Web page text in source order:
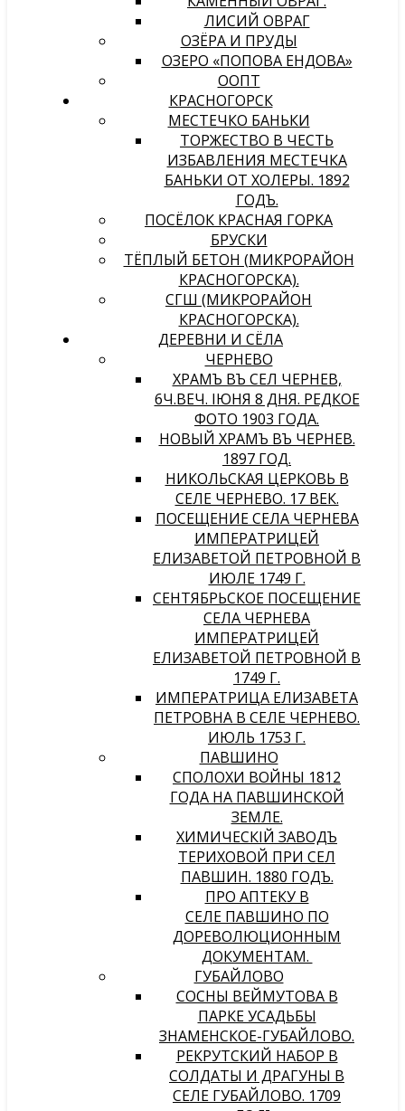
ЛИСИЙ ОВРАГ
ОЗЁРА И ПРУДЫ
ОЗЕРО «ПОПОВА ЕНДОВА»
ООПТ
КРАСНОГОРСК
МЕСТЕЧКО БАНЬКИ
ТОРЖЕСТВО В ЧЕСТЬ
ИЗБАВЛЕНИЯ МЕСТЕЧКА
БАНЬКИ ОТ ХОЛЕРЫ. 1892
ГОДЪ.
ПОСЁЛОК КРАСНАЯ ГОРКА
БРУСКИ
ТЁПЛЫЙ БЕТОН (МИКРОРАЙОН
КРАСНОГОРСКА).
СГШ (МИКРОРАЙОН
КРАСНОГОРСКА).
ДЕРЕВНИ И СЁЛА
ЧЕРНЕВО
ХРАМЪ ВЪ СЕЛѢ ЧЕРНЕВѢ,
6Ч.ВЕЧ. IЮНЯ 8 ДНЯ. РЕДКОЕ
ФОТО 1903 ГОДА.
НОВЫЙ ХРАМЪ ВЪ ЧЕРНЕВѢ.
1897 ГОД.
НИКОЛЬСКАЯ ЦЕРКОВЬ В
СЕЛЕ ЧЕРНЕВО. 17 ВЕК.
ПОСЕЩЕНИЕ СЕЛА ЧЕРНЕВА
ИМПЕРАТРИЦЕЙ
ЕЛИЗАВЕТОЙ ПЕТРОВНОЙ В
ИЮЛЕ 1749 Г.
СЕНТЯБРЬСКОЕ ПОСЕЩЕНИЕ
СЕЛА ЧЕРНЕВА
ИМПЕРАТРИЦЕЙ
ЕЛИЗАВЕТОЙ ПЕТРОВНОЙ В
1749 Г.
ИМПЕРАТРИЦА ЕЛИЗАВЕТА
ПЕТРОВНА В СЕЛЕ ЧЕРНЕВО.
ИЮЛЬ 1753 Г.
ПАВШИНО
СПОЛОХИ ВОЙНЫ 1812
ГОДА НА ПАВШИНСКОЙ
ЗЕМЛЕ.
ХИМИЧЕСКIЙ ЗАВОДЪ
ТЕРИХОВОЙ ПРИ СЕЛѢ
ПАВШИНѢ. 1880 ГОДЪ.
ПРО АПТЕКУ В
СЕЛЕ ПАВШИНО ПО
ДОРЕВОЛЮЦИОННЫМ
ДОКУМЕНТАМ.
ГУБАЙЛОВО
СОСНЫ ВЕЙМУТОВА В
ПАРКЕ УСАДЬБЫ
ЗНАМЕНСКОЕ-ГУБАЙЛОВО.
РЕКРУТСКИЙ НАБОР В
СОЛДАТЫ И ДРАГУНЫ В
СЕЛЕ ГУБАЙЛОВО. 1709